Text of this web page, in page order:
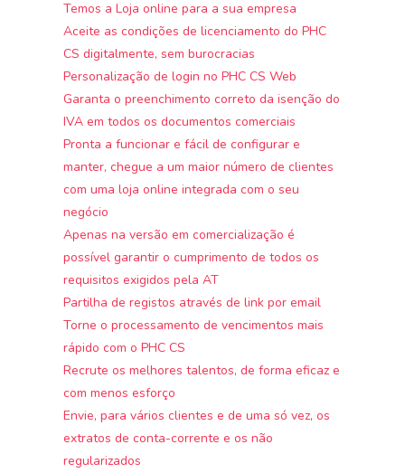
Temos a Loja online para a sua empresa
Aceite as condições de licenciamento do PHC
CS digitalmente, sem burocracias
Personalização de login no PHC CS Web
Garanta o preenchimento correto da isenção do
IVA em todos os documentos comerciais
Pronta a funcionar e fácil de configurar e
manter, chegue a um maior número de clientes
com uma loja online integrada com o seu
negócio
Apenas na versão em comercialização é
possível garantir o cumprimento de todos os
requisitos exigidos pela AT
Partilha de registos através de link por email
Torne o processamento de vencimentos mais
rápido com o PHC CS
Recrute os melhores talentos, de forma eficaz e
com menos esforço
Envie, para vários clientes e de uma só vez, os
extratos de conta-corrente e os não
regularizados